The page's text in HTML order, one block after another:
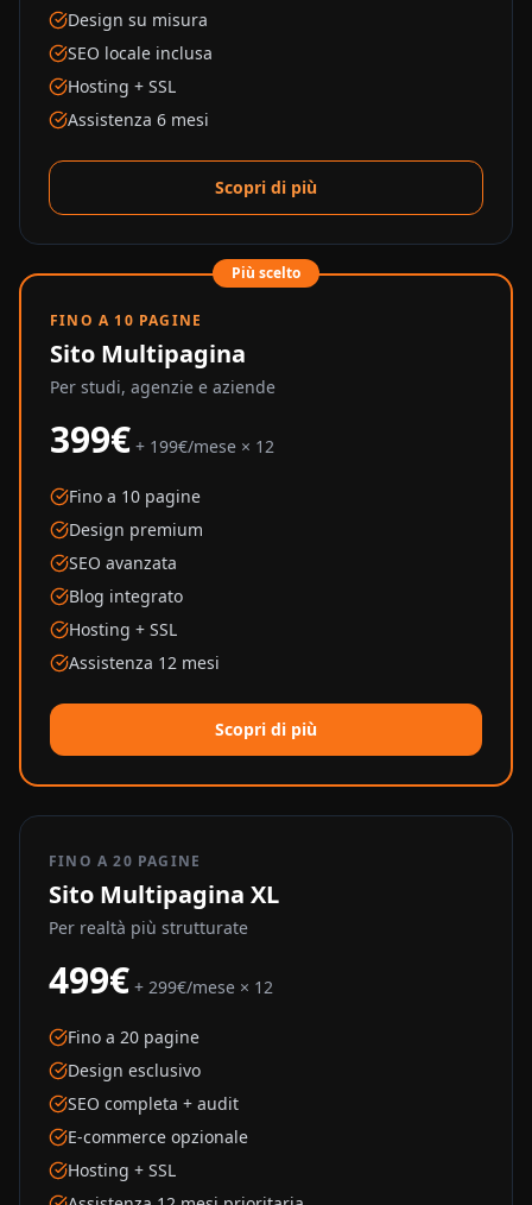
Design su misura
SEO locale inclusa
Hosting + SSL
Assistenza 6 mesi
Scopri di più
Più scelto
FINO A 10 PAGINE
Sito Multipagina
Per studi, agenzie e aziende
399€ + 199€/mese × 12
Fino a 10 pagine
Design premium
SEO avanzata
Blog integrato
Hosting + SSL
Assistenza 12 mesi
Scopri di più
FINO A 20 PAGINE
Sito Multipagina XL
Per realtà più strutturate
499€ + 299€/mese × 12
Fino a 20 pagine
Design esclusivo
SEO completa + audit
E-commerce opzionale
Hosting + SSL